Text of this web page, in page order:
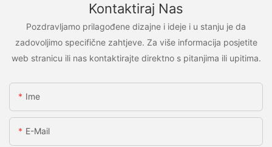
Kontaktiraj Nas
Pozdravljamo prilagođene dizajne i ideje i u stanju je da
zadovoljimo specifične zahtjeve. Za više informacija posjetite
web stranicu ili nas kontaktirajte direktno s pitanjima ili upitima.
Ime
E-Mail